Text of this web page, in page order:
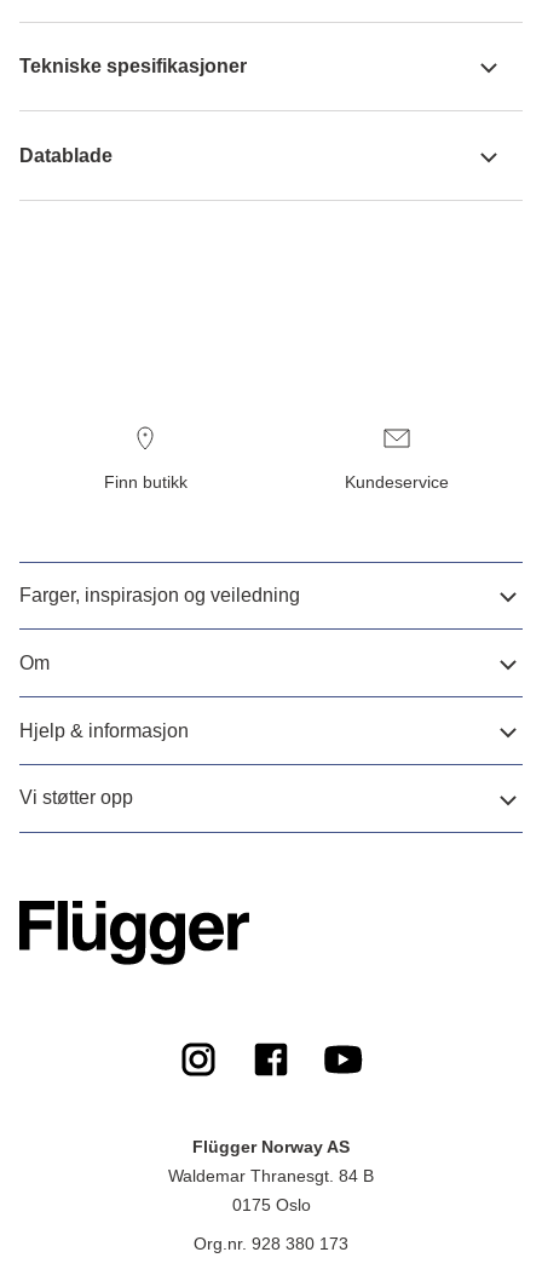
Tekniske spesifikasjoner
Datablade
Finn butikk Kundeservice
Farger, inspirasjon og veiledning
Om
Hjelp & informasjon
Vi støtter opp
Flügger Norway AS
Waldemar Thranesgt. 84 B
0175 Oslo
Org.nr. 928 380 173